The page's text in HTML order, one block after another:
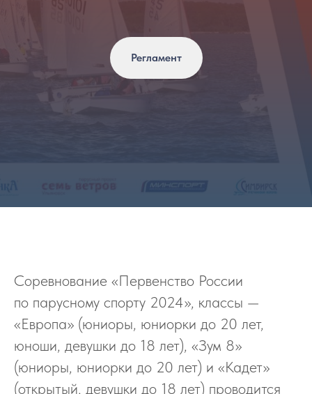
Регламент
Соревнование «Первенство России
по парусному спорту 2024», классы —
«Европа» (юниоры, юниорки до 20 лет,
юноши, девушки до 18 лет), «Зум 8»
(юниоры, юниорки до 20 лет) и «Кадет»
(открытый, девушки до 18 лет) проводится